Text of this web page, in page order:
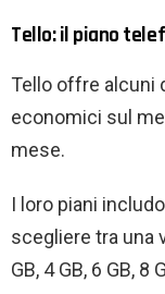
Tello: il piano
Tello offre alcuni
economici sul
mese.
I loro piani
scegliere tra una
GB, 4 GB, 6 GB,